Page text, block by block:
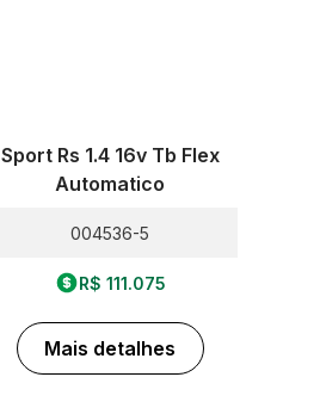
Sport Rs 1.4 16v Tb Flex
Automatico
004536-5
R$ 111.075
Mais detalhes